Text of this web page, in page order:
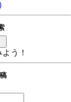
う！